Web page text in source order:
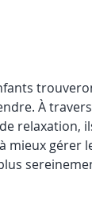
À
relaxation,
mieux gérer